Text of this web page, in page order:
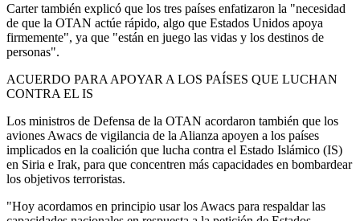
Carter también explicó que los tres países enfatizaron la "necesidad
de que la OTAN actúe rápido, algo que Estados Unidos apoya
firmemente", ya que "están en juego las vidas y los destinos de
personas".
ACUERDO PARA APOYAR A LOS PAÍSES QUE LUCHAN
CONTRA EL IS
Los ministros de Defensa de la OTAN acordaron también que los
aviones Awacs de vigilancia de la Alianza apoyen a los países
implicados en la coalición que lucha contra el Estado Islámico (IS)
en Siria e Irak, para que concentren más capacidades en bombardear
los objetivos terroristas.
"Hoy acordamos en principio usar los Awacs para respaldar las